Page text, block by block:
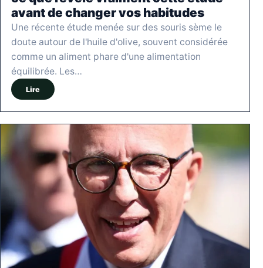
avant de changer vos habitudes
Une récente étude menée sur des souris sème le
doute autour de l'huile d'olive, souvent considérée
comme un aliment phare d'une alimentation
équilibrée. Les…
Lire